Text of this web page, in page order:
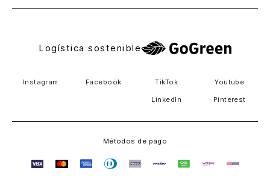
Logística sostenible
Instagram Facebook TikTok Youtube
LinkedIn Pinterest
Métodos de pago